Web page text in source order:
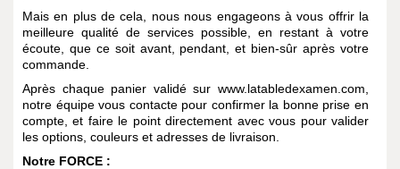
Mais en plus de cela, nous nous engageons à vous offrir la
meilleure qualité de services possible, en restant à votre
écoute, que ce soit avant, pendant, et bien-sûr après votre
commande.
Après chaque panier validé sur www.latabledexamen.com,
notre équipe vous contacte pour confirmer la bonne prise en
compte, et faire le point directement avec vous pour valider
les options, couleurs et adresses de livraison.
Notre FORCE :